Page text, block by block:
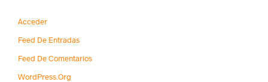
Acceder
Feed De Entradas
Feed De Comentarios
WordPress.org